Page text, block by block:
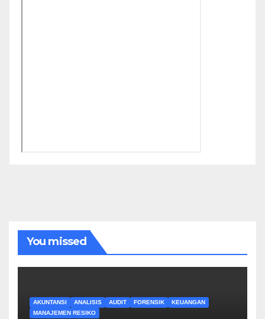
You missed
AKUNTANSI ANALISIS AUDIT FORENSIK
KEUANGAN
MANAJEMEN RESIKO